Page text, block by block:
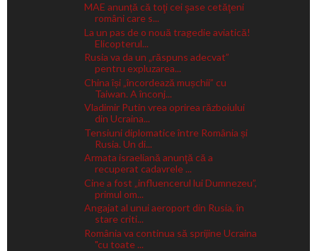
MAE anunță că toţi cei şase cetăţeni
români care s...
La un pas de o nouă tragedie aviatică!
Elicopterul...
Rusia va da un „răspuns adecvat”
pentru expluzarea...
China își „încordează mușchii” cu
Taiwan. A înconj...
Vladimir Putin vrea oprirea războiului
din Ucraina...
Tensiuni diplomatice între România și
Rusia. Un di...
Armata israeliană anunţă că a
recuperat cadavrele ...
Cine a fost „influencerul lui Dumnezeu”,
primul om...
Angajat al unui aeroport din Rusia, în
stare criti...
România va continua să sprijine Ucraina
"cu toate ...